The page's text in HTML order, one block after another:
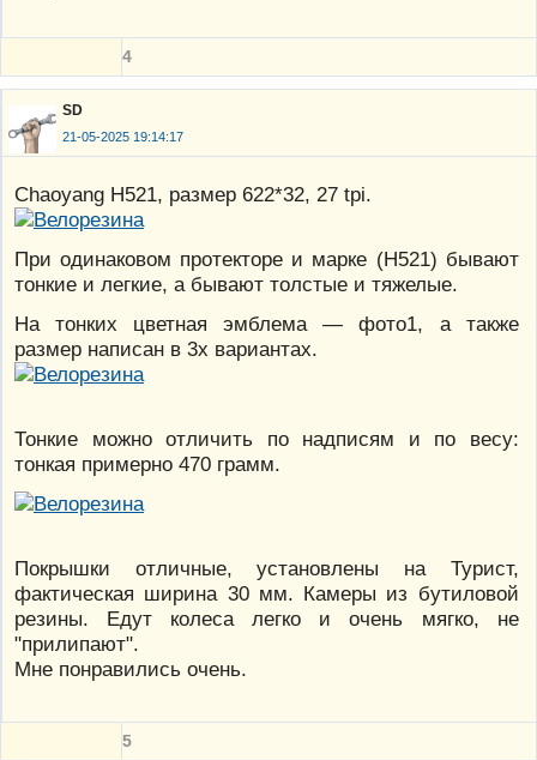
4
SD
21-05-2025 19:14:17
Chaoyang H521, размер 622*32, 27 tpi.
При одинаковом протекторе и марке (Н521) бывают
тонкие и легкие, а бывают толстые и тяжелые.
На тонких цветная эмблема — фото1, а также
размер написан в 3х вариантах.
Тонкие можно отличить по надписям и по весу:
тонкая примерно 470 грамм.
Покрышки отличные, установлены на Турист,
фактическая ширина 30 мм. Камеры из бутиловой
резины. Едут колеса легко и очень мягко, не
"прилипают".
Мне понравились очень.
5